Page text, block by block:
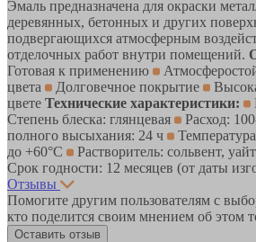
Эмаль предназначена для окраски
деревянных, бетонных и других
подвергающихся атмосферным
отделочных работ внутри помещений.
Готовая к применению
цвета
Долговечное покрытие
цвете Технические характеристики:
Степень блеска: глянцевая
Расход:
полного высыхания: 24 ч
до +60°C
Растворитель: сольвент,
Срок годности: 12 месяцев (от даты
Отзывы
Помогите другим пользователям с
кто поделится своим мнением об этом
Оставить отзыв